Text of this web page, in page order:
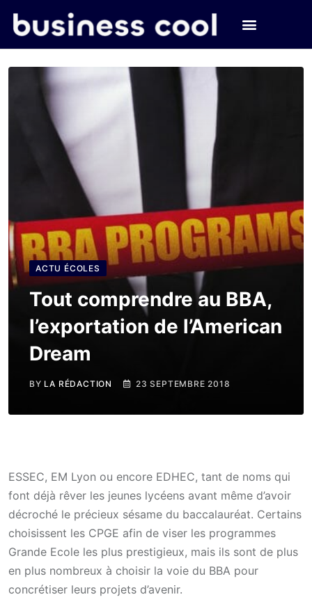
ACTU ÉCOLES
Tout comprendre au BBA,
l’exportation de l’American
Dream
BY LA RÉDACTION 23 SEPTEMBRE 2018
ESSEC, EM Lyon ou encore EDHEC, tant de noms qui
font déjà rêver les jeunes lycéens avant même d’avoir
décroché le précieux sésame du baccalauréat. Certains
choisissent les CPGE afin de viser les programmes
Grande Ecole les plus prestigieux, mais ils sont de plus
en plus nombreux à choisir la voie du BBA pour
concrétiser leurs projets d’avenir.